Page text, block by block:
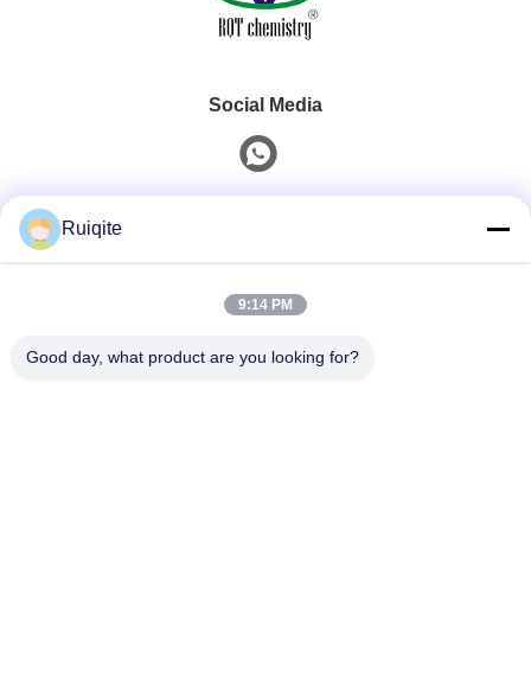
Social Media
0086-18217621160
Ruiqite
9:14 PM
Good day, what product are you looking for?